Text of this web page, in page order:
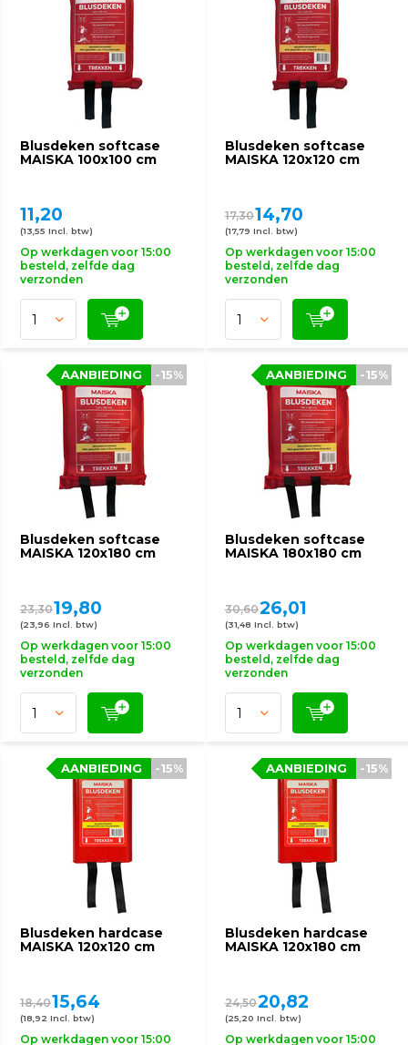
Blusdeken softcase
MAISKA 100x100 cm
11,20
(13,55 Incl. btw)
Op werkdagen voor 15:00
besteld, zelfde dag
verzonden
Blusdeken softcase
MAISKA 120x120 cm
17,3014,70
(17,79 Incl. btw)
Op werkdagen voor 15:00
besteld, zelfde dag
verzonden
Blusdeken softcase
MAISKA 120x180 cm
-15%
AANBIEDING
23,3019,80
(23,96 Incl. btw)
Op werkdagen voor 15:00
besteld, zelfde dag
verzonden
Blusdeken softcase
MAISKA 180x180 cm
-15%
AANBIEDING
30,6026,01
(31,48 Incl. btw)
Op werkdagen voor 15:00
besteld, zelfde dag
verzonden
Blusdeken hardcase
MAISKA 120x120 cm
-15%
AANBIEDING
18,4015,64
(18,92 Incl. btw)
Op werkdagen voor 15:00
Blusdeken hardcase
MAISKA 120x180 cm
-15%
AANBIEDING
24,5020,82
(25,20 Incl. btw)
Op werkdagen voor 15:00